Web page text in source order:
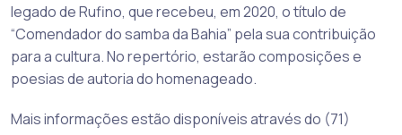
legado de Rufino, que recebeu, em 2020, o título de
“Comendador do samba da Bahia” pela sua contribuição
para a cultura. No repertório, estarão composições e
poesias de autoria do homenageado.
Mais informações estão disponíveis através do (71)